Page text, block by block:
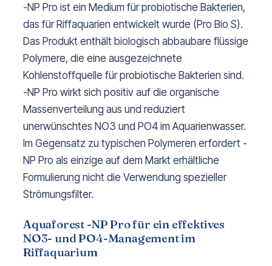
-NP Pro ist ein Medium für probiotische Bakterien,
das für Riffaquarien entwickelt wurde (Pro Bio S).
Das Produkt enthält biologisch abbaubare flüssige
Polymere, die eine ausgezeichnete
Kohlenstoffquelle für probiotische Bakterien sind.
-NP Pro wirkt sich positiv auf die organische
Massenverteilung aus und reduziert
unerwünschtes NO3 und PO4 im Aquarienwasser.
Im Gegensatz zu typischen Polymeren erfordert -
NP Pro als einzige auf dem Markt erhältliche
Formulierung nicht die Verwendung spezieller
Strömungsfilter.
Aquaforest -NP Pro für ein effektives
NO3- und PO4-Management im
Riffaquarium